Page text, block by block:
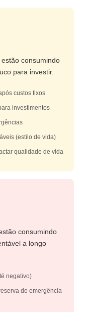
consumindo
para investir.
custos fixos
investimentos
(estilo de vida)
qualidade de vida
consumindo
a longo
negativo)
de emergência